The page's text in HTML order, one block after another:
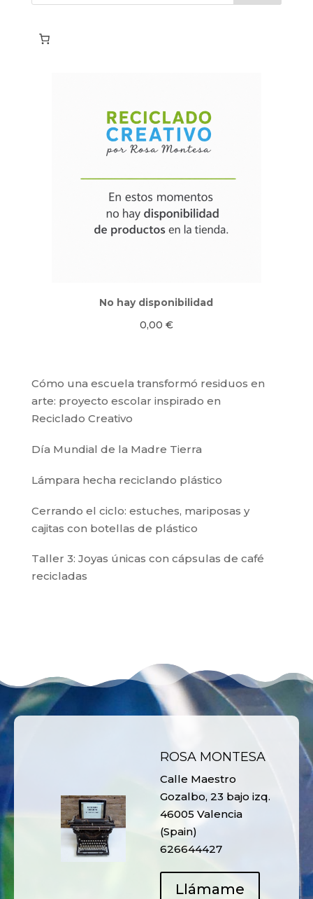
No hay disponibilidad
0,00 €
Cómo una escuela transformó residuos en
arte: proyecto escolar inspirado en
Reciclado Creativo
Día Mundial de la Madre Tierra
Lámpara hecha reciclando plástico
Cerrando el ciclo: estuches, mariposas y
cajitas con botellas de plástico
Taller 3: Joyas únicas con cápsulas de café
recicladas
ROSA MONTESA
Calle Maestro
Gozalbo, 23 bajo izq.
46005 Valencia
(Spain)
626644427
Llámame